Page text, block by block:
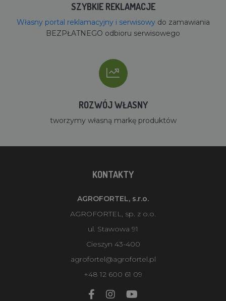
SZYBKIE REKLAMACJE
Własny portal reklamacyjny i serwisowydo zamawiania
BEZPŁATNEGO odbioru serwisowego
ROZWÓJ WŁASNY
tworzymy własną markę produktów
KONTAKTY
AGROFORTEL, s.r.o.
AGROFORTEL, sp. z o.o.
ul. Stawowa 91
Cieszyn 43-400
agrofortel@agrofortel.pl
+48 12 600 61 09